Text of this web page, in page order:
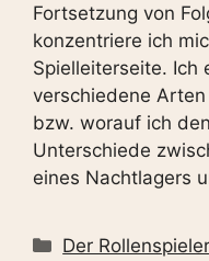
Fortsetzung von
konzentriere ich
Spielleiterseite. Ich
verschiedene
bzw. worauf ich
Unterschiede
eines Nachtlagers
Kategorien
Der Rollenspieler